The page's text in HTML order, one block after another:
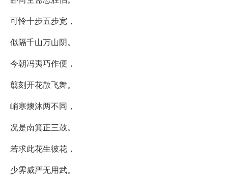
可怜十步五步宽，
似隔千山万山阴。
今朝冯夷巧作便，
翦刻开花散飞舞。
峭寒燠沐两不同，
况是南箕正三鼓。
若求此花生彼花，
少霁威严无用武。